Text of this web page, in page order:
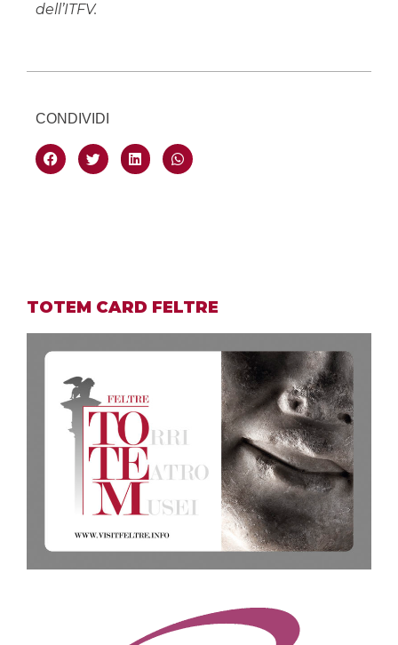
dell’ITFV.
CONDIVIDI
TOTEM CARD FELTRE